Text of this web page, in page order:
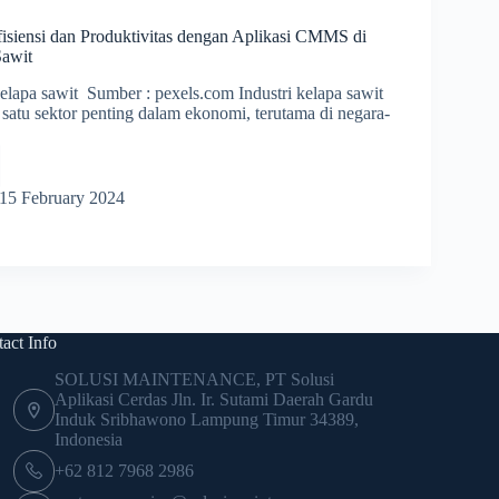
dan Produktivitas dengan Aplikasi CMMS di
sawit Sumber : pexels.com Industri kelapa sawit
sektor penting dalam ekonomi, terutama di negara-
15 February 2024
Info
SOLUSI MAINTENANCE, PT Solusi
Aplikasi Cerdas Jln. Ir. Sutami Daerah Gardu
Induk Sribhawono Lampung Timur 34389,
Indonesia
+62 812 7968 2986